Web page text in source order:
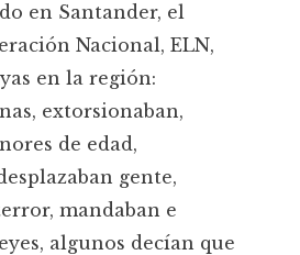
en Santander, el
Nacional, ELN,
en la región:
extorsionaban,
de edad,
gente,
mandaban e
algunos decían que